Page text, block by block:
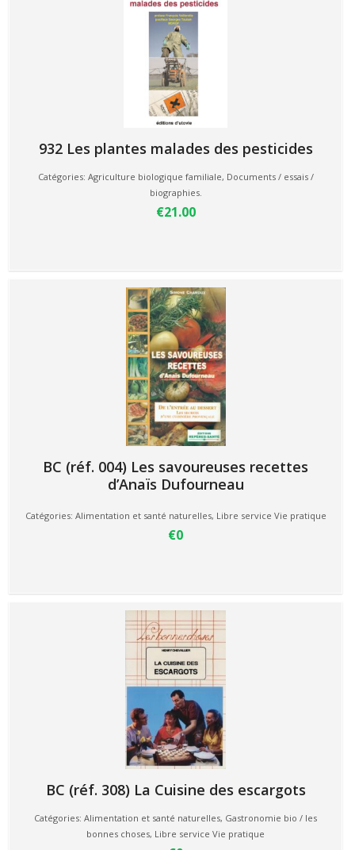
932 Les plantes malades des pesticides
Catégories: Agriculture biologique familiale, Documents / essais /
biographies.
€21.00
BC (réf. 004) Les savoureuses recettes
d’Anaïs Dufourneau
Catégories: Alimentation et santé naturelles, Libre service Vie pratique
€0
BC (réf. 308) La Cuisine des escargots
Catégories: Alimentation et santé naturelles, Gastronomie bio / les
bonnes choses, Libre service Vie pratique